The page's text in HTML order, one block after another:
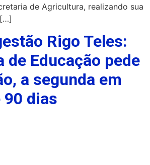
de Agricultura, realizando sua
Rigo Teles:
de Educação pede
a segunda em
90 dias